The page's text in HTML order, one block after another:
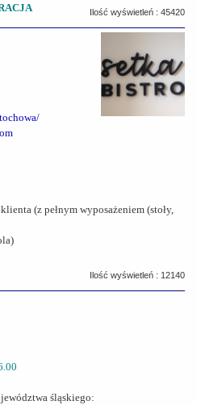
Ilość wyświetleń : 45420
(z pełnym wyposażeniem (stoły,
Ilość wyświetleń : 12140
śląskiego: